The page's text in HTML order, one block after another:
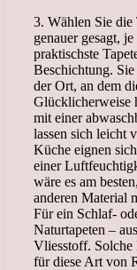
3. Wählen Sie die
genauer gesagt,
praktischste
Beschichtung.
der Ort, an dem
Glücklicherweise
mit einer
lassen sich leicht
Küche eignen
einer
wäre es am
anderen Material
Für ein Schlaf-
Naturtapeten –
Vliesstoff. Solche
für diese Art von